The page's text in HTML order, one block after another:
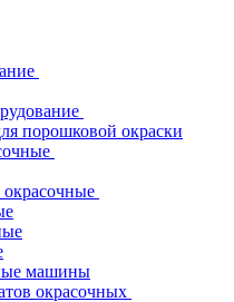
порошковой окраски
машины
окрасочных